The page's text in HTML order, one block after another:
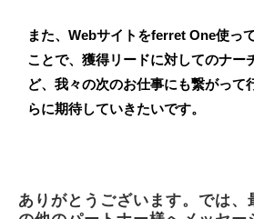
また、Webサイトをferret One使っ
ことで、獲得リードに対してのナー
ど、我々の次のお仕事にも繋がって
らに期待していきたいです。
ありがとうございます。では